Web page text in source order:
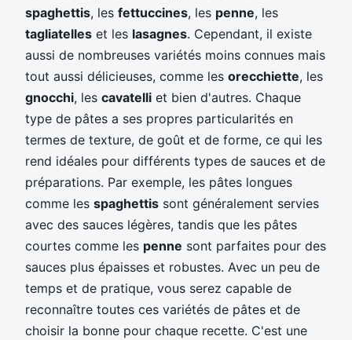
spaghettis, les fettuccines, les penne, les
tagliatelles et les lasagnes. Cependant, il existe
aussi de nombreuses variétés moins connues mais
tout aussi délicieuses, comme les orecchiette, les
gnocchi, les cavatelli et bien d'autres. Chaque
type de pâtes a ses propres particularités en
termes de texture, de goût et de forme, ce qui les
rend idéales pour différents types de sauces et de
préparations. Par exemple, les pâtes longues
comme les spaghettis sont généralement servies
avec des sauces légères, tandis que les pâtes
courtes comme les penne sont parfaites pour des
sauces plus épaisses et robustes. Avec un peu de
temps et de pratique, vous serez capable de
reconnaître toutes ces variétés de pâtes et de
choisir la bonne pour chaque recette. C'est une